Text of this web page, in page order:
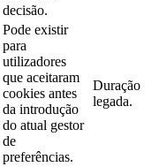
decisão.
Pode existir
para
utilizadores
que aceitaram
cookies antes
da introdução
do atual gestor
de
preferências.
Duração
legada.